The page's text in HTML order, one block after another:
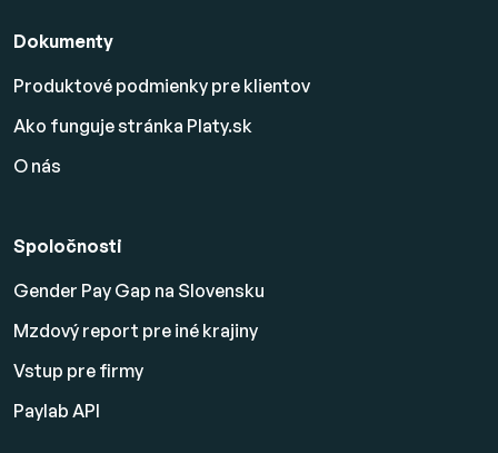
Dokumenty
Produktové podmienky pre klientov
Ako funguje stránka Platy.sk
O nás
Spoločnosti
Gender Pay Gap na Slovensku
Mzdový report pre iné krajiny
Vstup pre firmy
Paylab API